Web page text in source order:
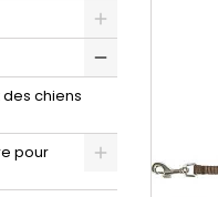
chiens
pour